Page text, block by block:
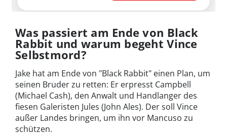
Was passiert am Ende von Black
Rabbit und warum begeht Vince
Selbstmord?
Jake hat am Ende von "Black Rabbit" einen Plan, um
seinen Bruder zu retten: Er erpresst Campbell
(Michael Cash), den Anwalt und Handlanger des
fiesen Galeristen Jules (John Ales). Der soll Vince
außer Landes bringen, um ihn vor Mancuso zu
schützen.